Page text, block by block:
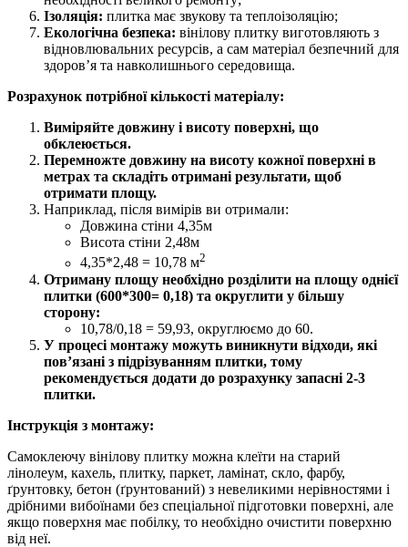
Ізоляція: плитка має звукову та теплоізоляцію;
Екологічна безпека: вінілову плитку виготовляють з
відновлювальних ресурсів, а сам матеріал безпечний для
здоров’я та навколишнього середовища.
Розрахунок потрібної кількості матеріалу:
Виміряйте довжину і висоту поверхні, що
обклеюється.
Перемножте довжину на висоту кожної поверхні в
метрах та складіть отримані результати, щоб
отримати площу.
Наприклад, після вимірів ви отримали:
Довжина стіни 4,35м
Висота стіни 2,48м
4,35*2,48 = 10,78 м2
Отриману площу необхідно розділити на площу однієї
плитки (600*300= 0,18) та округлити у більшу
сторону:
10,78/0,18 = 59,93, округлюємо до 60.
У процесі монтажу можуть виникнути відходи, які
пов’язані з підрізуванням плитки, тому
рекомендується додати до розрахунку запасні 2-3
плитки.
Інструкція з монтажу:
Самоклеючу вінілову плитку можна клеїти на старий
лінолеум, кахель, плитку, паркет, ламінат, скло, фарбу,
ґрунтовку, бетон (ґрунтований) з невеликими нерівностями і
дрібними вибоїнами без спеціальної підготовки поверхні, але
якщо поверхня має побілку, то необхідно очистити поверхню
від неї.